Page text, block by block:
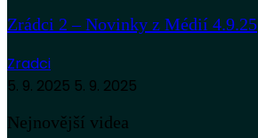
Zrádci 2 – Novinky z Médií 4.9.25
Zradci
5. 9. 2025 5. 9. 2025
Nejnovější videa